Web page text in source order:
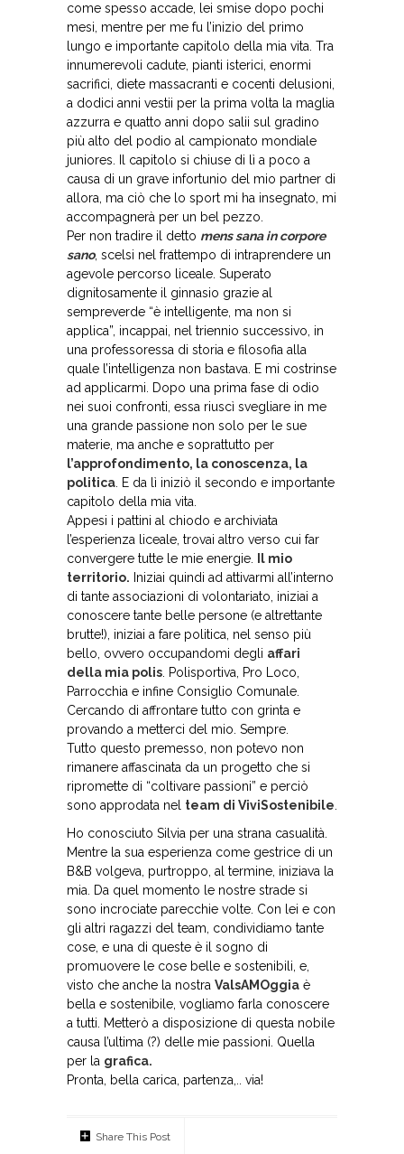
come spesso accade, lei smise dopo pochi
mesi, mentre per me fu l’inizio del primo
lungo e importante capitolo della mia vita. Tra
innumerevoli cadute, pianti isterici, enormi
sacrifici, diete massacranti e cocenti delusioni,
a dodici anni vestii per la prima volta la maglia
azzurra e quatto anni dopo salii sul gradino
più alto del podio al campionato mondiale
juniores. Il capitolo si chiuse di lì a poco a
causa di un grave infortunio del mio partner di
allora, ma ciò che lo sport mi ha insegnato, mi
accompagnerà per un bel pezzo.
Per non tradire il detto mens sana in corpore
sano, scelsi nel frattempo di intraprendere un
agevole percorso liceale. Superato
dignitosamente il ginnasio grazie al
sempreverde “è intelligente, ma non si
applica”, incappai, nel triennio successivo, in
una professoressa di storia e filosofia alla
quale l’intelligenza non bastava. E mi costrinse
ad applicarmi. Dopo una prima fase di odio
nei suoi confronti, essa riuscì svegliare in me
una grande passione non solo per le sue
materie, ma anche e soprattutto per
l’approfondimento, la conoscenza, la
politica. E da lì iniziò il secondo e importante
capitolo della mia vita.
Appesi i pattini al chiodo e archiviata
l’esperienza liceale, trovai altro verso cui far
convergere tutte le mie energie.
Il mio
territorio. Iniziai quindi ad attivarmi all’interno
di tante associazioni di volontariato, iniziai a
conoscere tante belle persone (e altrettante
brutte!), iniziai a fare politica, nel senso più
bello, ovvero occupandomi degli affari
della mia polis. Polisportiva, Pro Loco,
Parrocchia e infine Consiglio Comunale.
Cercando di affrontare tutto con grinta e
provando a metterci del mio. Sempre.
Tutto questo premesso, non potevo non
rimanere affascinata da un progetto che si
ripromette di “coltivare passioni” e perciò
sono approdata nel team di ViviSostenibile.
Ho conosciuto Silvia per una strana casualità.
Mentre la sua esperienza come gestrice di un
B&B volgeva, purtroppo, al termine, iniziava la
mia. Da quel momento le nostre strade si
sono incrociate parecchie volte. Con lei e con
gli altri ragazzi del team, condividiamo tante
cose, e una di queste è il sogno di
promuovere le cose belle e sostenibili, e,
visto che anche la nostra ValsAMOggia è
bella e sostenibile, vogliamo farla conoscere
a tutti. Metterò a disposizione di questa nobile
causa l’ultima (?) delle mie passioni. Quella
per la grafica.
Pronta, bella carica, partenza,.. via!
Share This Post